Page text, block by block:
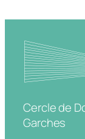
Cercle de
Garches